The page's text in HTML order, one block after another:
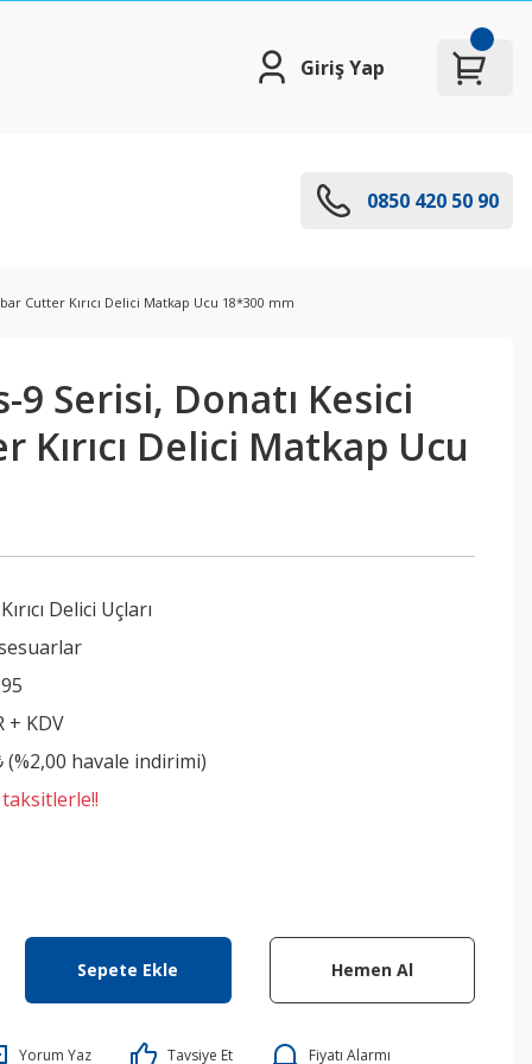
Giriş Yap
0850 420 50 90
Cutter Kırıcı Delici Matkap Ucu 18*300 mm
9 Serisi, Donatı Kesici
Kırıcı Delici Matkap Ucu
Delici Uçları
+ KDV
(%2,00 havale indirimi)
Sepete Ekle Hemen Al
Yorum Yaz Tavsiye Et Fiyatı Alarmı